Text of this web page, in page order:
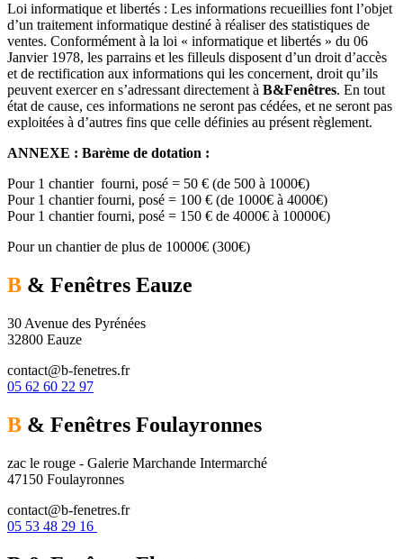
Loi informatique et libertés : Les informations recueillies font l’objet
d’un traitement informatique destiné à réaliser des statistiques de
ventes. Conformément à la loi « informatique et libertés » du 06
Janvier 1978, les parrains et les filleuls disposent d’un droit d’accès
et de rectification aux informations qui les concernent, droit qu’ils
peuvent exercer en s’adressant directement à B&Fenêtres. En tout
état de cause, ces informations ne seront pas cédées, et ne seront pas
exploitées à d’autres fins que celle définies au présent règlement.
ANNEXE : Barème de dotation :
Pour 1 chantier fourni, posé = 50 € (de 500 à 1000€)
Pour 1 chantier fourni, posé = 100 € (de 1000€ à 4000€)
Pour 1 chantier fourni, posé = 150 € de 4000€ à 10000€)
Pour un chantier de plus de 10000€ (300€)
B & Fenêtres Eauze
30 Avenue des Pyrénées
32800 Eauze
contact@b-fenetres.fr
05 62 60 22 97
B & Fenêtres Foulayronnes
zac le rouge - Galerie Marchande Intermarché
47150 Foulayronnes
contact@b-fenetres.fr
05 53 48 29 16